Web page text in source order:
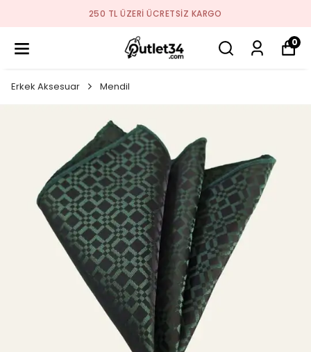
2026 SEZON ÜRÜNLER STOKLARDA
0
Erkek Aksesuar Mendil